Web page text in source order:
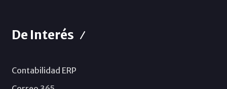
De Interés
Contabilidad ERP